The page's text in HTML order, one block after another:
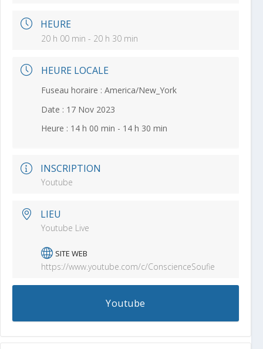
HEURE
20 h 00 min - 20 h 30 min
HEURE LOCALE
Fuseau horaire : America/New_York
Date : 17 Nov 2023
Heure : 14 h 00 min - 14 h 30 min
INSCRIPTION
Youtube
LIEU
Youtube Live
SITE WEB
https://www.youtube.com/c/ConscienceSoufie
Youtube